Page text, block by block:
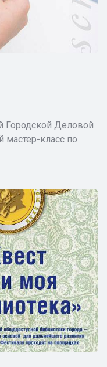
Городской Деловой
мастер-класс по